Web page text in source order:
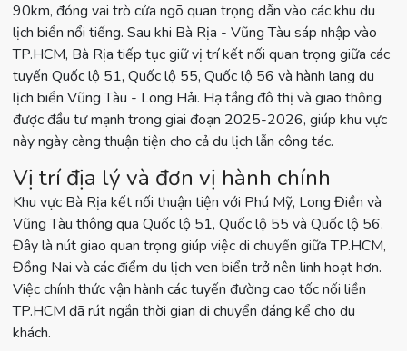
90km, đóng vai trò cửa ngõ quan trọng dẫn vào các khu du
lịch biển nổi tiếng. Sau khi Bà Rịa - Vũng Tàu sáp nhập vào
TP.HCM, Bà Rịa tiếp tục giữ vị trí kết nối quan trọng giữa các
tuyến Quốc lộ 51, Quốc lộ 55, Quốc lộ 56 và hành lang du
lịch biển Vũng Tàu - Long Hải. Hạ tầng đô thị và giao thông
được đầu tư mạnh trong giai đoạn 2025-2026, giúp khu vực
này ngày càng thuận tiện cho cả du lịch lẫn công tác.
Vị trí địa lý và đơn vị hành chính
Khu vực Bà Rịa kết nối thuận tiện với Phú Mỹ, Long Điền và
Vũng Tàu thông qua Quốc lộ 51, Quốc lộ 55 và Quốc lộ 56.
Đây là nút giao quan trọng giúp việc di chuyển giữa TP.HCM,
Đồng Nai và các điểm du lịch ven biển trở nên linh hoạt hơn.
Việc chính thức vận hành các tuyến đường cao tốc nối liền
TP.HCM đã rút ngắn thời gian di chuyển đáng kể cho du
khách.